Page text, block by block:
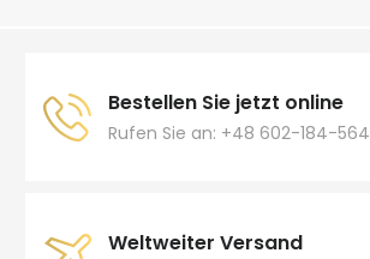
Bestellen Sie jetzt online
Rufen Sie an: +48 602-184-564
Weltweiter Versand